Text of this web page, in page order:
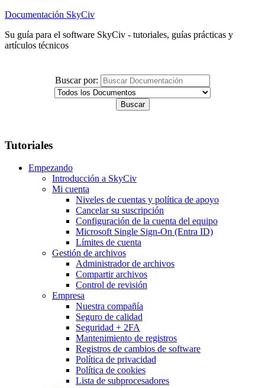
Documentación SkyCiv
Su guía para el software SkyCiv - tutoriales, guías prácticas y
artículos técnicos
Buscar por:
Tutoriales
Empezando
Introducción a SkyCiv
Mi cuenta
Niveles de cuentas y política de apoyo
Cancelar su suscripción
Configuración de la cuenta del equipo
Microsoft Single Sign-On (Entra ID)
Límites de cuenta
Gestión de archivos
Administrador de archivos
Compartir archivos
Control de revisión
Empresa
Nuestra compañía
Seguro de calidad
Seguridad + 2FA
Mantenimiento de registros
Registros de cambios de software
Política de privacidad
Política de cookies
Lista de subprocesadores